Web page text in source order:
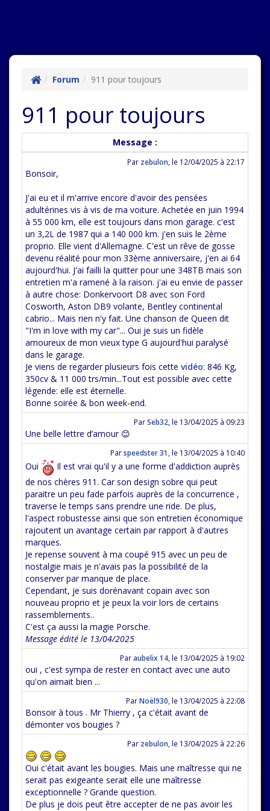
Forum 911 pour toujours
911 pour toujours
Message :
Par zebulon le 12/04/2025 à 22:17
Bonsoir,
J'ai eu et il m'arrive encore d'avoir des pensées
adultérines vis à vis de ma voiture. Achetée en juin 1994
à 55 000 km, elle est toujours dans mon garage. c'est
un 3,2L de 1987 qui a 140 000 km. j'en suis le 2ème
proprio. Elle vient d'Allemagne. C'est un rêve de gosse
devenu réalité pour mon 33ème anniversaire, j'en ai 64
aujourd'hui. J'ai failli la quitter pour une 348TB mais son
entretien m'a ramené à la raison. j'ai eu envie de passer
à autre chose: Donkervoort D8 avec son Ford
Cosworth, Aston DB9 volante, Bentley continental
cabrio... Mais rien n'y fait. Une chanson de Queen dit
"I'm in love with my car"... Oui je suis un fidèle
amoureux de mon vieux type G aujourd'hui paralysé
dans le garage.
Je viens de regarder plusieurs fois cette vidéo: 846 Kg,
350cv & 11 000 trs/min...Tout est possible avec cette
légende: elle est éternelle.
Bonne soirée & bon week-end.
ParSeb32 le 13/04/2025 à 09:23
Une belle lettre d’amour 😊
Parspeedster 31 le 13/04/2025 à 10:40
Oui
Il est vrai qu'il y a une forme d'addiction auprès
de nos chères 911. Car son design sobre qui peut
paraitre un peu fade parfois auprès de la concurrence ,
traverse le temps sans prendre une ride. De plus,
l'aspect robustesse ainsi que son entretien économique
rajoutent un avantage certain par rapport à d'autres
marques.
Je repense souvent à ma coupé 915 avec un peu de
nostalgie mais je n'avais pas la possibilité de la
conserver par manque de place.
Cependant, je suis dorénavant copain avec son
nouveau proprio et je peux la voir lors de certains
rassemblements..
C'est ça aussi la magie Porsche.
Message édité le 13/04/2025
Paraubelix 14 le 13/04/2025 à 19:02
oui , c'est sympa de rester en contact avec une auto
qu'on aimait bien ...
ParNoël930 le 13/04/2025 à 22:08
Bonsoir à tous . Mr Thierry , ça c'était avant de
démonter vos bougies ?
Par zebulon le 13/04/2025 à 22:26
Oui c'était avant les bougies. Mais une maîtresse qui ne
serait pas exigeante serait elle une maîtresse
exceptionnelle ? Grande question.
De plus je dois peut être accepter de ne pas avoir les